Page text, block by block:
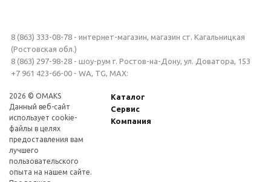
8 (863) 333-08-78 - интернет-магазин, магазин ст. Кагальницкая
(Ростовская обл.)
8 (863) 297-98-28 - шоу-рум г. Ростов-на-Дону, ул. Доватора, 153
+7 961 423-66-00 - WA, TG, MAX:
2026 © OMAKS
Данный веб-сайт
использует cookie-
файлы в целях
предоставления вам
лучшего
пользовательского
опыта на нашем сайте.
Каталог
Сервис
Компания